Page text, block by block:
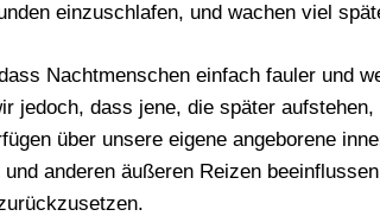
einzuschlafen, und wachen viel
Nachtmenschen einfach fauler und
jedoch, dass jene, die später
über unsere eigene angeborene
anderen äußeren Reizen